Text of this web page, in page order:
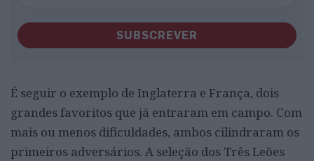
SUBSCREVER
É seguir o exemplo de Inglaterra e França, dois
grandes favoritos que já entraram em campo. Com
mais ou menos dificuldades, ambos cilindraram os
primeiros adversários. A seleção dos Três Leões